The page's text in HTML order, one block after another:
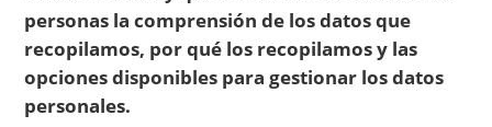
personas la comprensión de los datos que
recopilamos, por qué los recopilamos y las
opciones disponibles para gestionar los datos
personales.